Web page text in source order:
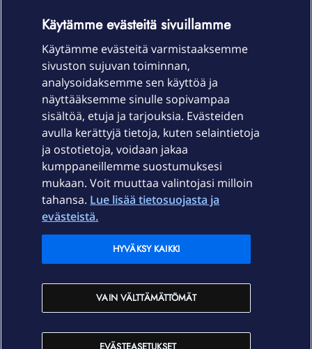
Laitteet & liittymät
Palvelut
Ajankohtaista
Elisa Oyj
In English
Käytämme evästeitä sivuillamme
Käytämme evästeitä varmistaaksemme
sivuston sujuvan toiminnan,
analysoidaksemme sen käyttöä ja
näyttääksemme sinulle sopivampaa
sisältöä, etuja ja tarjouksia. Evästeiden
avulla kerättyjä tietoja, kuten selaintietoja
ja ostotietoja, voidaan jakaa
kumppaneillemme suostumuksesi
mukaan. Voit muuttaa valintojasi milloin
tahansa. Lue lisää tietosuojasta ja
evästeistä.
VAIN VÄLTTÄMÄTTÖMÄT
HYVÄKSY KAIKKI